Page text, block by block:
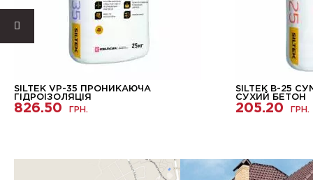
SILTEK VP-35 ПРОНИКАЮЧА
ГІДРОІЗОЛЯЦІЯ
826.50 ГРН.
SILTEK B-25
СУХИЙ БЕТОН
205.20 ГРН.